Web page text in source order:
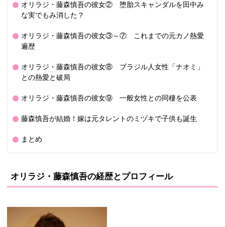
オリラジ・藤森慎吾の彼女② 堕胎スキャンダルを田中み
な実でもみ消した？
オリラジ・藤森慎吾の彼女③～⑦ これまでの元カノ熱愛
遍歴
オリラジ・藤森慎吾の彼女⑧ ブラジル人女性「ナオミ」
との熱愛と破局
オリラジ・藤森慎吾の彼女⑨ 一般女性との同棲を公表
藤森慎吾が結婚！嫁は元タレントのミヅキで子供も誕生
まとめ
オリラジ・藤森慎吾の経歴とプロフィール